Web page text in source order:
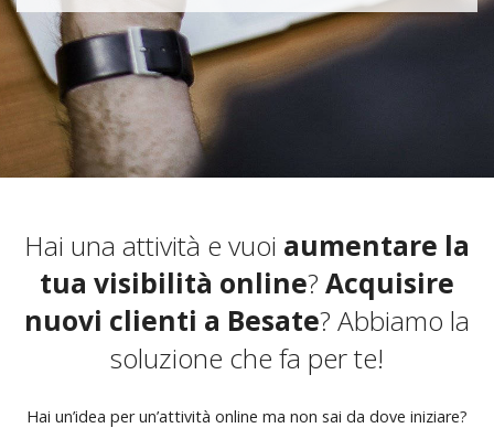
Hai una attività e vuoi aumentare la
tua visibilità online? Acquisire
nuovi clienti a Besate? Abbiamo la
soluzione che fa per te!
Hai un’idea per un’attività online ma non sai da dove iniziare?